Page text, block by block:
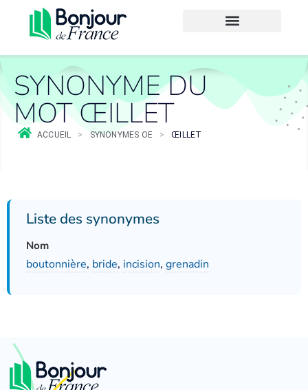
SYNONYME DU
MOT ŒILLET
ACCUEIL > SYNONYMES OE > ŒILLET
Liste des synonymes
Nom
boutonnière, bride, incision, grenadin